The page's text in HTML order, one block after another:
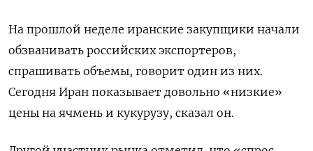
На прошлой неделе иранские закупщики начали
обзванивать российских экспортеров,
спрашивать объемы, говорит один из них.
Сегодня Иран показывает довольно «низкие»
цены на ячмень и кукурузу, сказал он.